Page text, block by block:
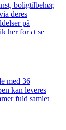
boligtilbehør,
deres
på
her for at se
med 36
kan leveres
fuld samlet